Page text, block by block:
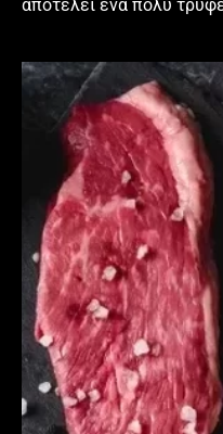
αποτελεί ένα πολύ